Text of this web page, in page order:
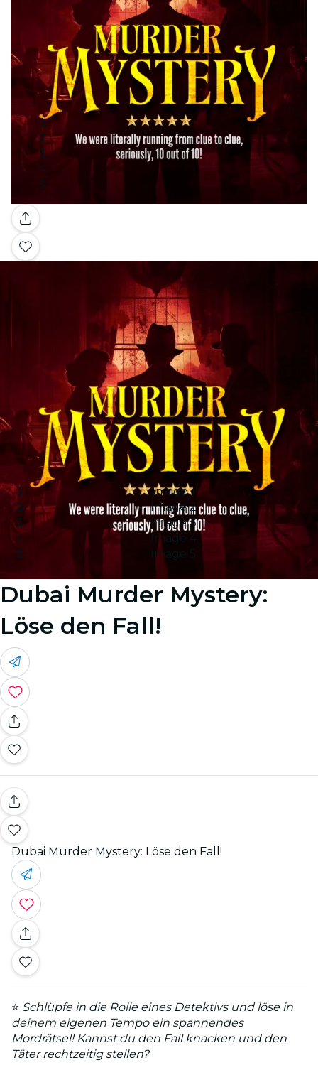
Galerie
Image 1
Image 2
Image 3
Image 4
Image 5
Dubai Murder Mystery:
Löse den Fall!
Dubai Murder Mystery: Löse den Fall!
⭐ Schlüpfe in die Rolle eines Detektivs und löse in
deinem eigenen Tempo ein spannendes
Mordrätsel! Kannst du den Fall knacken und den
Täter rechtzeitig stellen?